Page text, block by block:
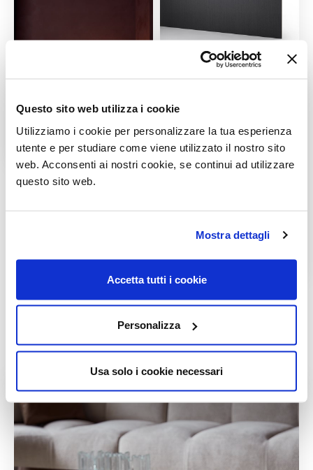
Questo sito web utilizza i cookie
Utilizziamo i cookie per personalizzare la tua esperienza
utente e per studiare come viene utilizzato il nostro sito
web. Acconsenti ai nostri cookie, se continui ad utilizzare
questo sito web.
Mostra dettagli
Accetta tutti i cookie
Personalizza
Usa solo i cookie necessari
News correlate